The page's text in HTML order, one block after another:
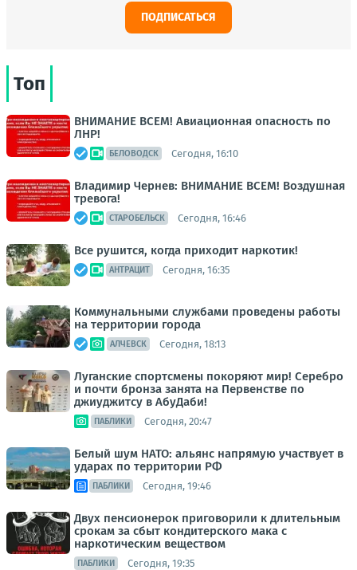
ПОДПИСАТЬСЯ
Топ
ВНИМАНИЕ ВСЕМ! Авиационная опасность по
ЛНР!
БЕЛОВОДСК Сегодня, 16:10
Владимир Чернев: ВНИМАНИЕ ВСЕМ! Воздушная
тревога!
СТАРОБЕЛЬСК Сегодня, 16:46
Все рушится, когда приходит наркотик!
АНТРАЦИТ Сегодня, 16:35
Коммунальными службами проведены работы
на территории города
АЛЧЕВСК Сегодня, 18:13
Луганские спортсмены покоряют мир! Серебро
и почти бронза занята на Первенстве по
джиуджитсу в АбуДаби!
ПАБЛИКИ Сегодня, 20:47
Белый шум НАТО: альянс напрямую участвует в
ударах по территории РФ
ПАБЛИКИ Сегодня, 19:46
Двух пенсионерок приговорили к длительным
срокам за сбыт кондитерского мака с
наркотическим веществом
ПАБЛИКИ Сегодня, 19:35